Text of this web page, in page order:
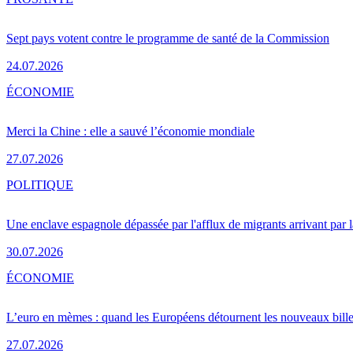
Sept pays votent contre le programme de santé de la Commission
24.07.2026
Merci la Chine : elle a sauvé l’économie mondiale
27.07.2026
ÉCONOMIE
Une enclave espagnole dépassée par l'afflux de migrants arrivant par
30.07.2026
POLITIQUE
L’euro en mèmes : quand les Européens détournent les nouveaux
27.07.2026
ÉCONOMIE